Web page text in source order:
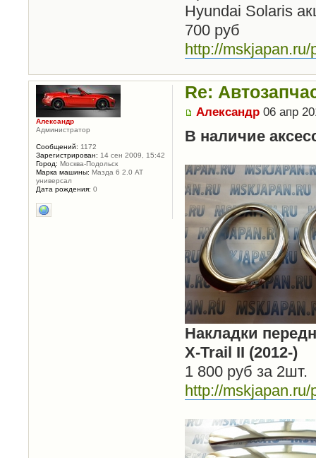
Hyundai Solaris
700 руб
http://
Re:
Александр06 апр
В наличие
Накладки
X-Trail II (2012-)
1 800 руб за 2шт.
http://
Александр
Администратор
Сообщений: 1172
Зарегистрирован: 14 сен 2009, 15:42
Город: Москва-Подольск
Марка машины: Мазда 6 2.0 АТ
универсал
Дата рождения: 0